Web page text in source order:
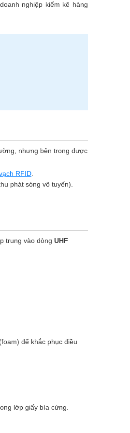
doanh nghiệp kiểm kê hàng
nhưng bên trong được
RFID
phát sóng vô tuyến).
trung vào dòng UHF
để khắc phục điều
lớp giấy bìa cứng.